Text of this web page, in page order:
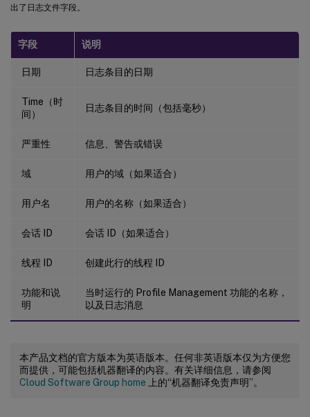
出了日志文件字段。
字段 说明
日期 日志条目的日期
Time（时
间）
日志条目的时间（包括毫秒）
严重性 信息、警告或错误
域 用户的域（如果适合）
用户名 用户的名称（如果适合）
会话 ID 会话 ID（如果适合）
线程 ID 创建此行的线程 ID
功能和说
明
当时运行的 Profile Management 功能的名称，
以及日志消息
本产品文档的官方版本为英语版本。任何非英语版本仅为方便您
而提供，可能包括机器翻译的内容。有关详细信息，请参阅
Cloud Software Group home 上的“机器翻译免责声明”。